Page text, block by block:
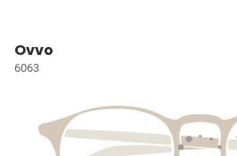
Ovvo
6063